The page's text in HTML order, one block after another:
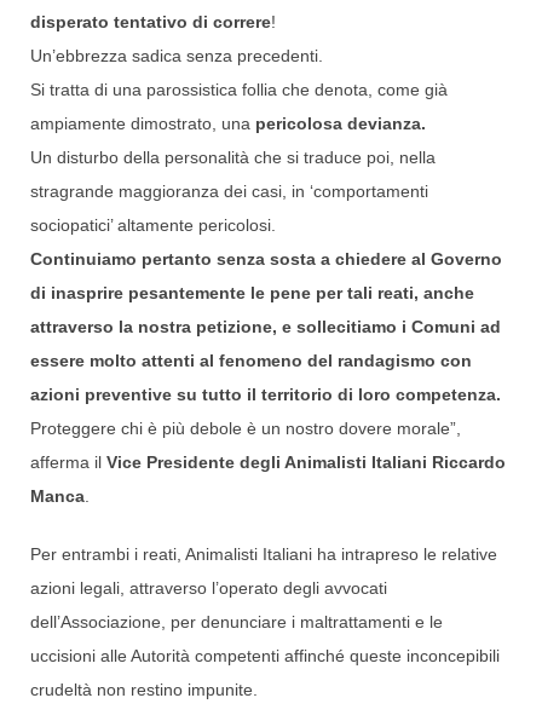
disperato tentativo di correre!
Un’ebbrezza sadica senza precedenti.
Si tratta di una parossistica follia che denota, come già
ampiamente dimostrato, una pericolosa devianza.
Un disturbo della personalità che si traduce poi, nella
stragrande maggioranza dei casi, in ‘comportamenti
sociopatici’ altamente pericolosi.
Continuiamo pertanto senza sosta a chiedere al Governo
di inasprire pesantemente le pene per tali reati, anche
attraverso la nostra petizione, e sollecitiamo i Comuni ad
essere molto attenti al fenomeno del randagismo con
azioni preventive su tutto il territorio di loro competenza.
Proteggere chi è più debole è un nostro dovere morale”,
afferma il Vice Presidente degli Animalisti Italiani Riccardo
Manca
Per entrambi i reati, Animalisti Italiani ha intrapreso le relative
azioni legali, attraverso l’operato degli avvocati
dell’Associazione, per denunciare i maltrattamenti e le
uccisioni alle Autorità competenti affinché queste inconcepibili
crudeltà non restino impunite.